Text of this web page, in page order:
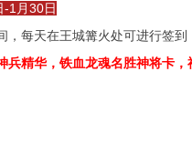
-1月30日
，每天在王城篝火处可进行签
兵精华，铁血龙魂名胜神将卡